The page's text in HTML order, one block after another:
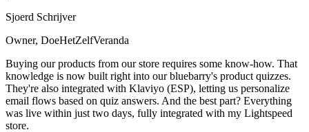
Sjoerd Schrijver
Owner, DoeHetZelfVeranda
Buying our products from our store requires some know-how. That
knowledge is now built right into our bluebarry's product quizzes.
They're also integrated with Klaviyo (ESP), letting us personalize
email flows based on quiz answers. And the best part? Everything
was live within just two days, fully integrated with my Lightspeed
store.